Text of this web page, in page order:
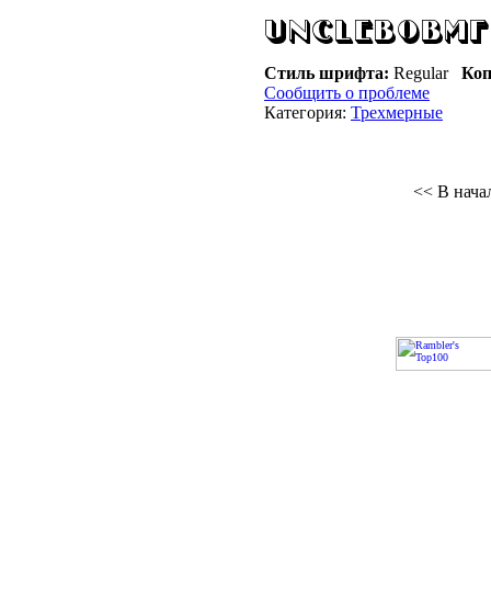
Стиль шрифта: Regular
Сообщить о проблеме
Категория: Трехмерные
<< В